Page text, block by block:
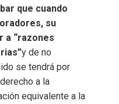
que cuando
su
a “razones
y de no
se tendrá por
a la
equivalente a la